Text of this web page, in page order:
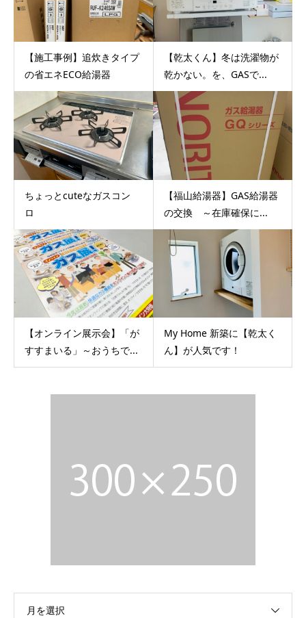
【施工事例】追炊きタイプ
の省エネECO給湯器
【乾太くん】冬は洗濯物が
乾かない。を、GASで...
ちょっとcuteなガスコン
ロ
【福山給湯器】GAS給湯器
の交換 ～在庫確保に...
【オンライン展示会】「が
すすまいる」～おうちで...
My Home 新築に【乾太く
ん】が人気です！
月を選択